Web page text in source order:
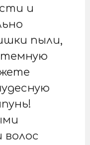
и
пыли,
темную
волос